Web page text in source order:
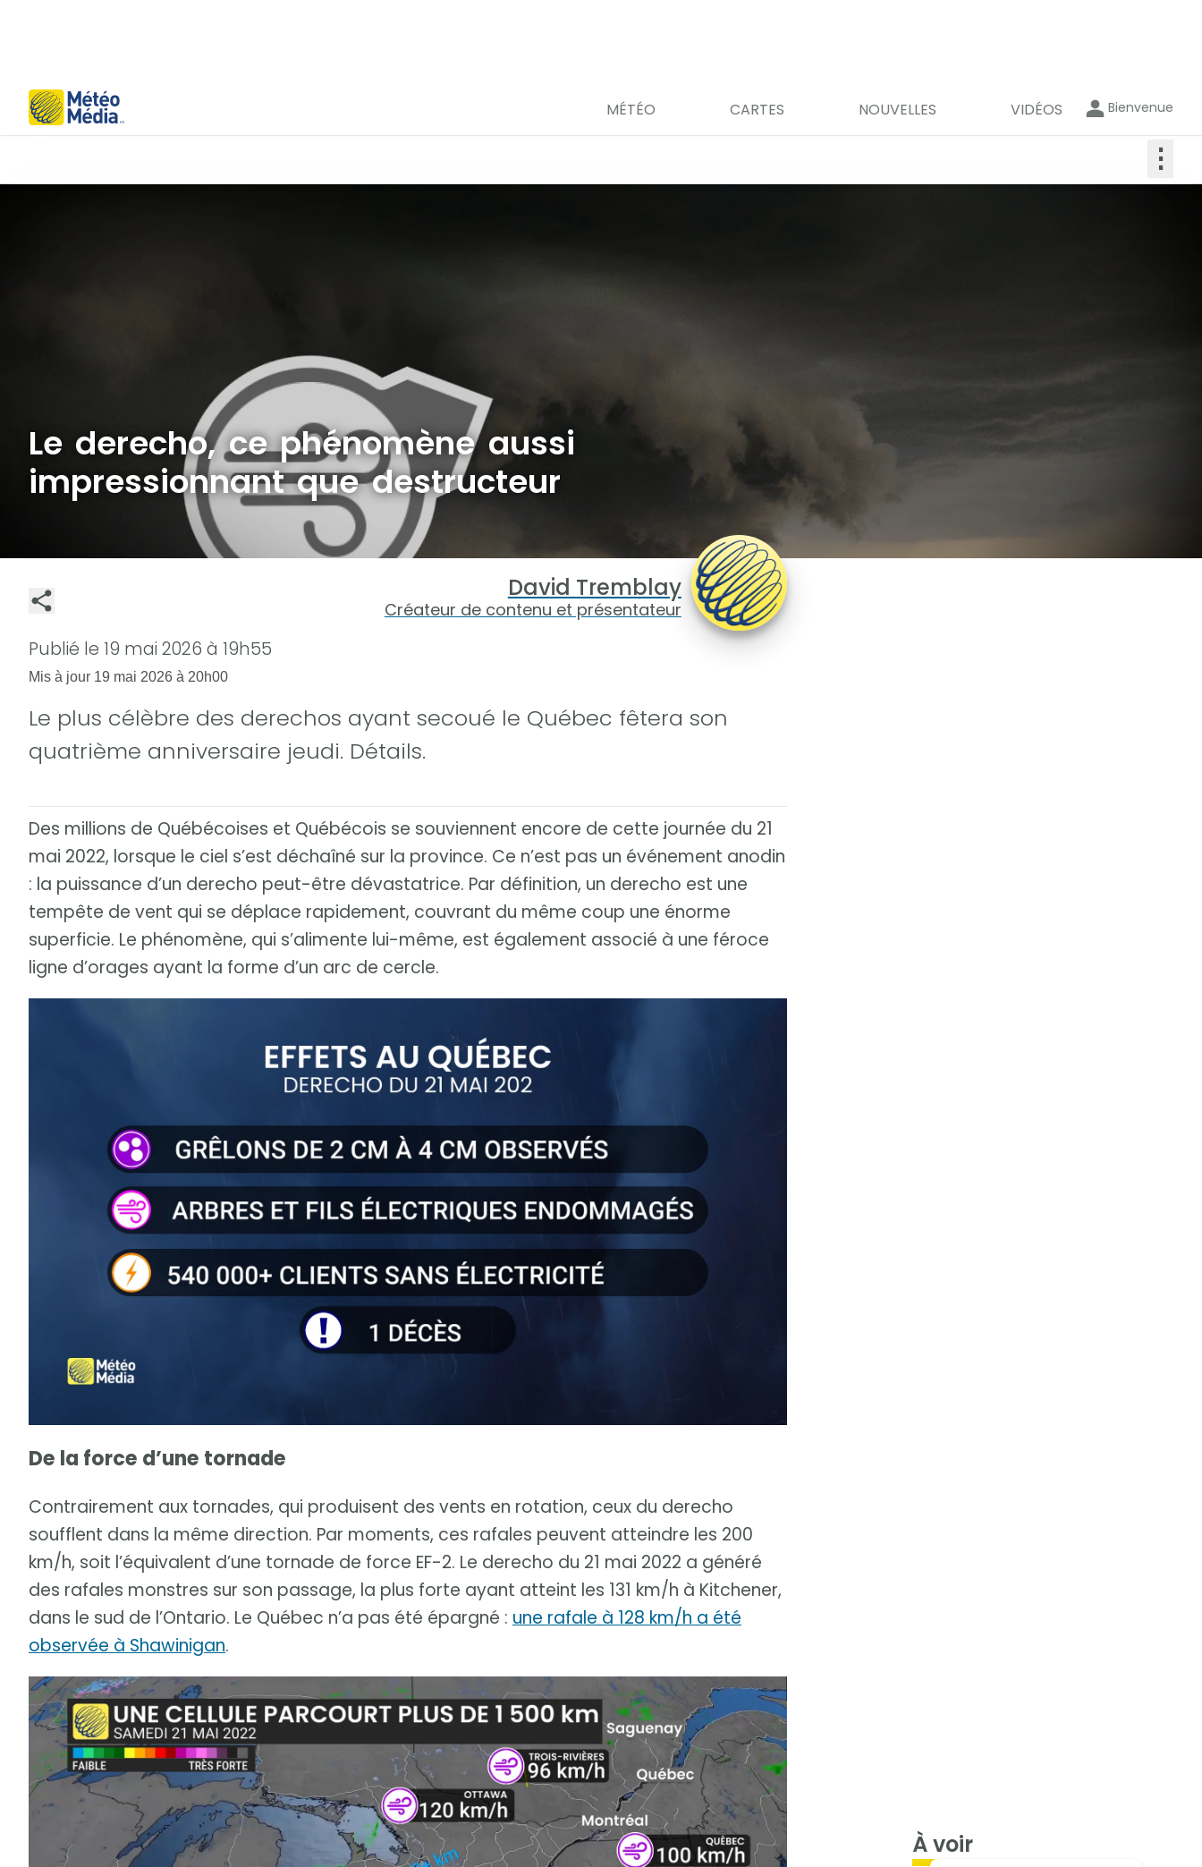
MÉTÉO CARTES NOUVELLES VIDÉOS Bienvenue
⋮
Le derecho, ce phénomène aussi
impressionnant que destructeur
David Tremblay
Créateur de contenu et présentateur
Publié le 19 mai 2026 à 19h55
Mis à jour 19 mai 2026 à 20h00
Le plus célèbre des derechos ayant secoué le Québec fêtera son
quatrième anniversaire jeudi. Détails.
Des millions de Québécoises et Québécois se souviennent encore de cette journée du 21
mai 2022, lorsque le ciel s’est déchaîné sur la province. Ce n’est pas un événement anodin
: la puissance d’un derecho peut-être dévastatrice. Par définition, un derecho est une
tempête de vent qui se déplace rapidement, couvrant du même coup une énorme
superficie. Le phénomène, qui s’alimente lui-même, est également associé à une féroce
ligne d’orages ayant la forme d’un arc de cercle.
De la force d’une tornade
Contrairement aux tornades, qui produisent des vents en rotation, ceux du derecho
soufflent dans la même direction. Par moments, ces rafales peuvent atteindre les 200
km/h, soit l’équivalent d’une tornade de force EF-2. Le derecho du 21 mai 2022 a généré
des rafales monstres sur son passage, la plus forte ayant atteint les 131 km/h à Kitchener,
dans le sud de l’Ontario. Le Québec n’a pas été épargné : une rafale à 128 km/h a été
observée à Shawinigan.
À voir